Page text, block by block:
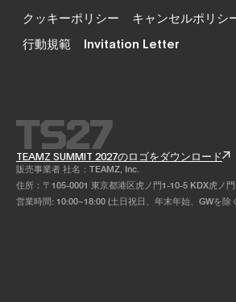
クッキーポリシー
キャンセルポリシ
行動規範
Invitation Letter
TEAMZ SUMMIT 2027のロゴをダウンロード
販売事業者 社名：TEAMZ, Inc.
住所：〒105-0001 東京都港区虎ノ門1-10-5 KDX虎ノ
営業時間: 10:00~18:00 (土日祝日、年末年始、GWを除